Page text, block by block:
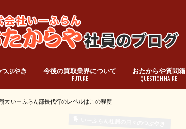
ぶやき 今後の買取業界について
FUTURE
おたからや質問箱
QUESTIONNAIRE
大 いーふらん部長代行のレベルはこの程度